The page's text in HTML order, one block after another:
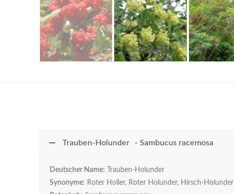
Trauben-Holunder - Sambucus racemosa
Deutscher Name: Trauben-Holunder
Synonyme: Roter Holler, Roter Holunder, Hirsch-Holunder